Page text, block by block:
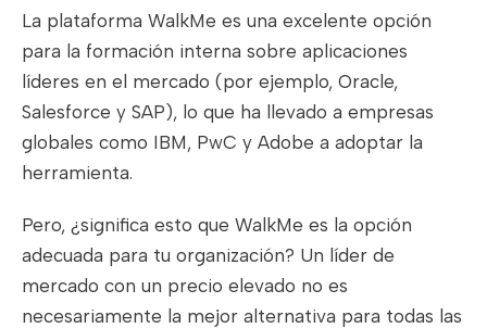
La plataforma WalkMe es una excelente opción
para la formación interna sobre aplicaciones
líderes en el mercado (por ejemplo, Oracle,
Salesforce y SAP), lo que ha llevado a empresas
globales como IBM, PwC y Adobe a adoptar la
herramienta.
Pero, ¿significa esto que WalkMe es la opción
adecuada para tu organización? Un líder de
mercado con un precio elevado no es
necesariamente la mejor alternativa para todas las